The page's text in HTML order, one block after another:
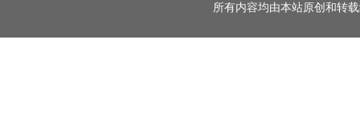
所有内容均由本站原创和转